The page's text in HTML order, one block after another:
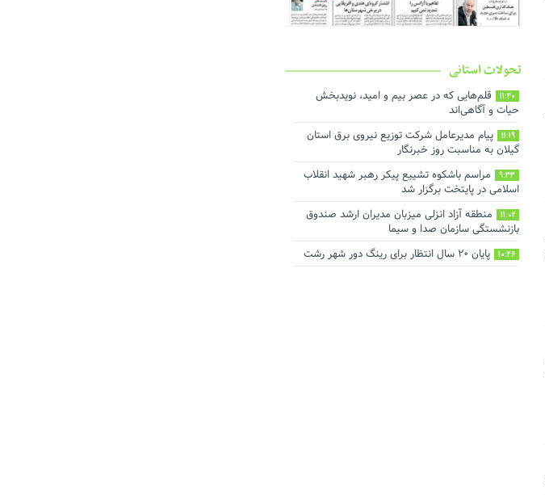
تحولات استانی
11:40
قلم‌هایی که در عصر بیم و امید، نویدبخش
حیات و آگاهی‌اند
11:19
پیام مدیرعامل شرکت توزیع نیروی برق استان
گیلان به مناسبت روز خبرنگار ‌
9:33
مراسم باشکوه تشییع پیکر رهبر شهید انقلاب
اسلامی در پایتخت برگزار شد
11:02
منطقه آزاد انزلی میزبان مدیران ارشد صندوق
بازنشستگی سازمان صدا و سیما
10:46 پایان ۲۰ سال انتظار برای رینگ دور شهر رشت